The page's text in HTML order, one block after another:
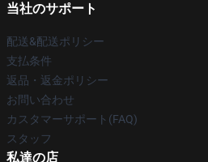
当社のサポート
配送&配送ポリシー
支払条件
返品・返金ポリシー
お問い合わせ
カスタマーサポート(FAQ)
スタッフ
私達の店